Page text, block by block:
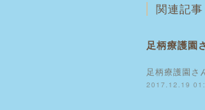
関連記事
足柄療護園
足柄療護園さ
2017.12.19